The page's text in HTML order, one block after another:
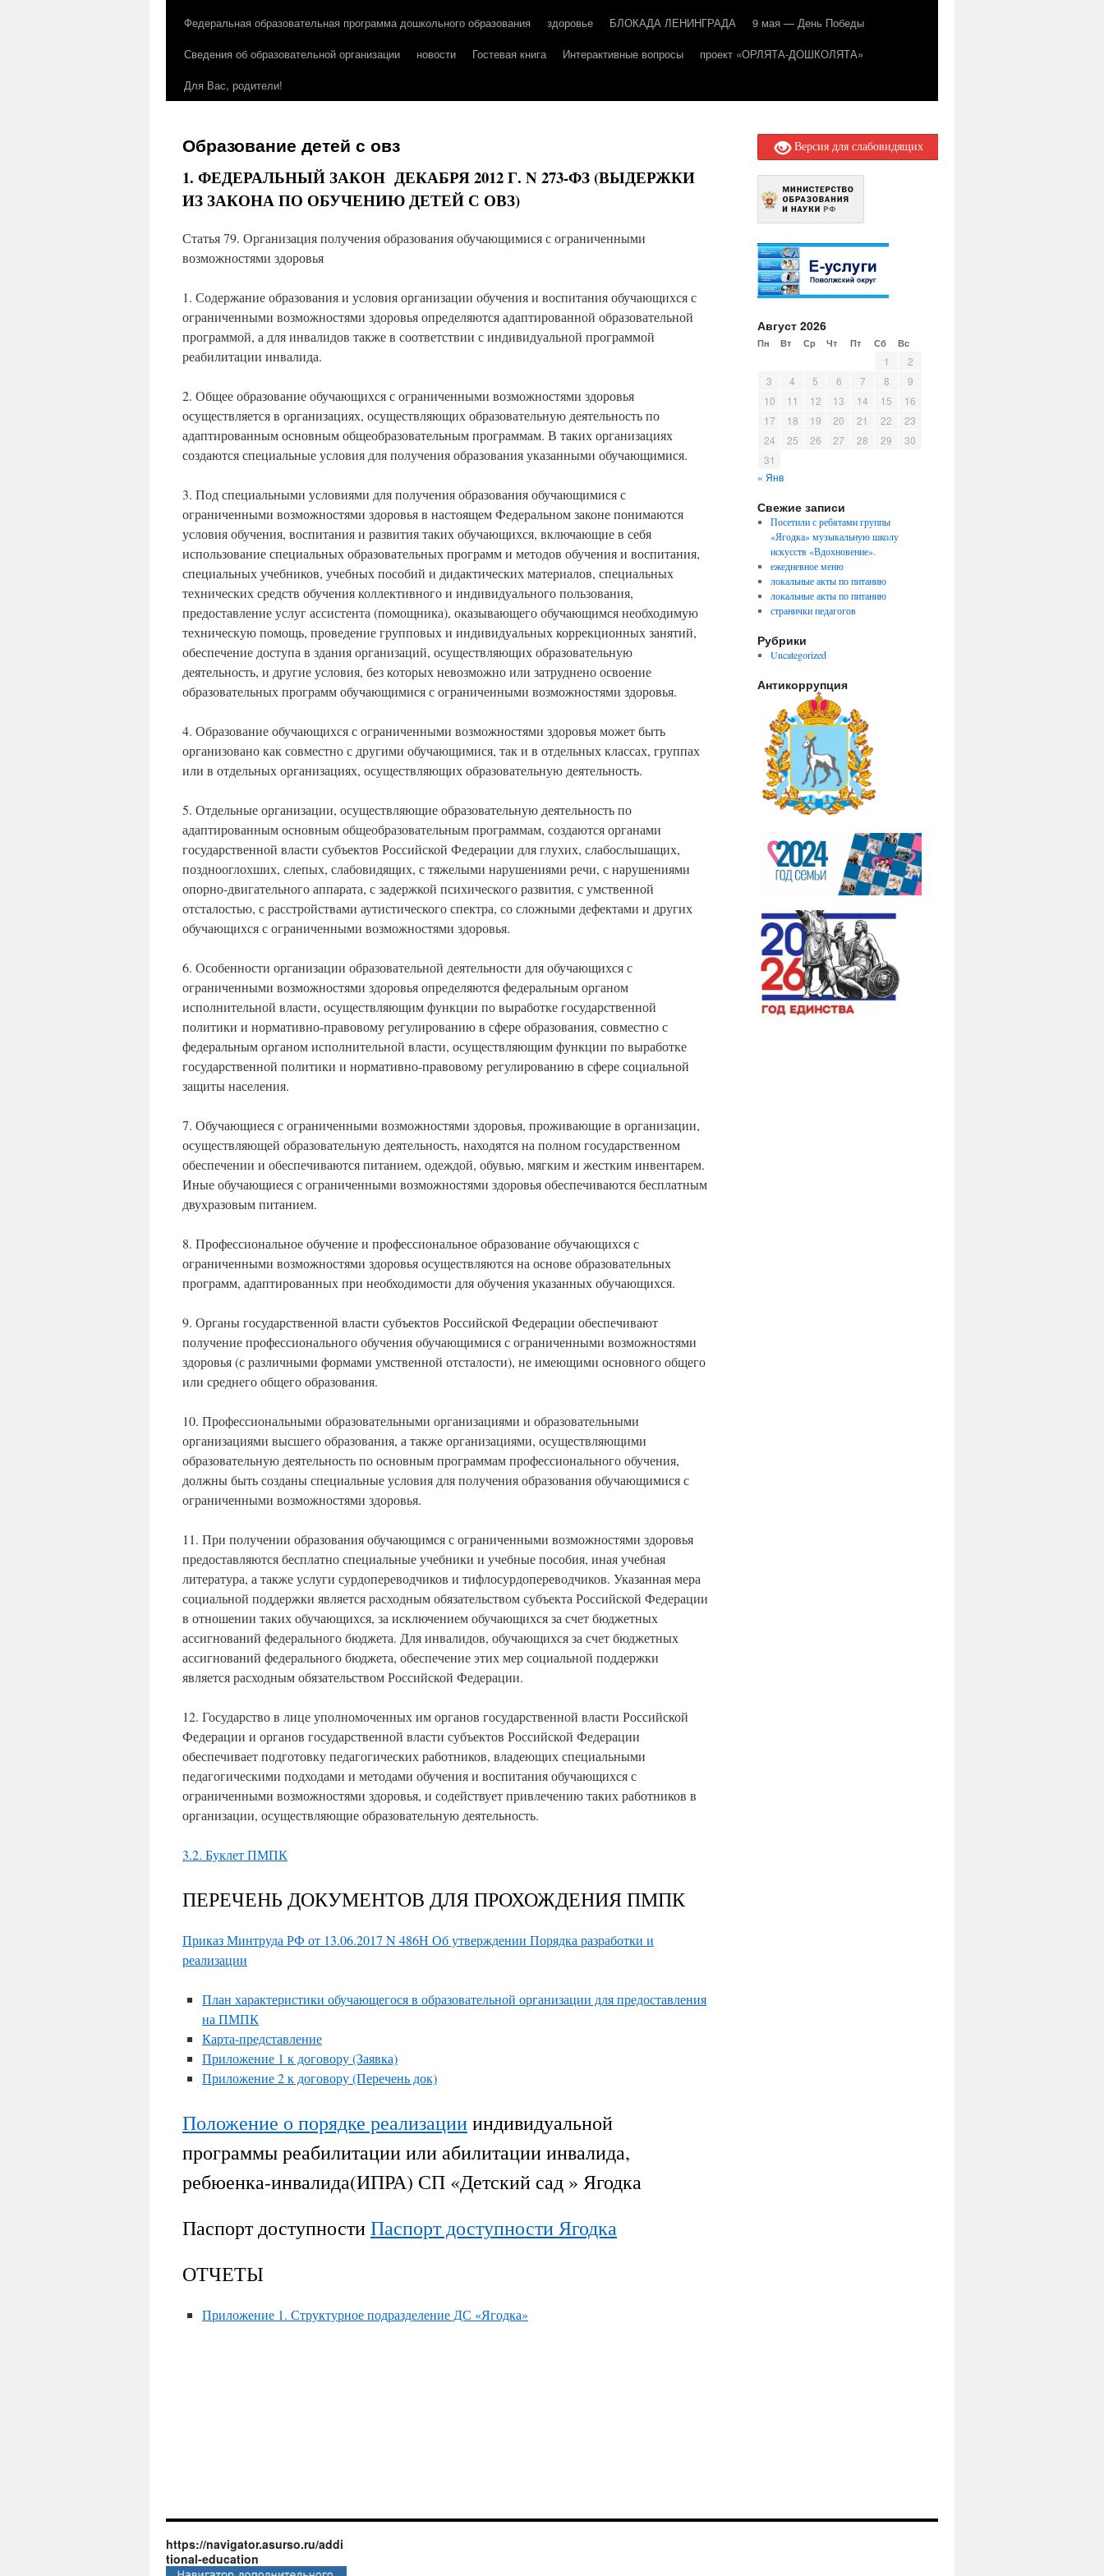
Федеральная образовательная программа дошкольного образования
здоровье БЛОКАДА ЛЕНИНГРАДА
9 мая — День Победы
Сведения об образовательной организации
новости Гостевая книга Интерактивные вопросы
проект «ОРЛЯТА-ДОШКОЛЯТА»
Для Вас, родители!
Образование детей с овз
1. ФЕДЕРАЛЬНЫЙ ЗАКОН ДЕКАБРЯ 2012 Г. N 273-ФЗ (ВЫДЕРЖКИ
ИЗ ЗАКОНА ПО ОБУЧЕНИЮ ДЕТЕЙ С ОВЗ)
Статья 79. Организация получения образования обучающимися с ограниченными
возможностями здоровья
1. Содержание образования и условия организации обучения и воспитания обучающихся с
ограниченными возможностями здоровья определяются адаптированной образовательной
программой, а для инвалидов также в соответствии с индивидуальной программой
реабилитации инвалида.
2. Общее образование обучающихся с ограниченными возможностями здоровья
осуществляется в организациях, осуществляющих образовательную деятельность по
адаптированным основным общеобразовательным программам. В таких организациях
создаются специальные условия для получения образования указанными обучающимися.
3. Под специальными условиями для получения образования обучающимися с
ограниченными возможностями здоровья в настоящем Федеральном законе понимаются
условия обучения, воспитания и развития таких обучающихся, включающие в себя
использование специальных образовательных программ и методов обучения и воспитания,
специальных учебников, учебных пособий и дидактических материалов, специальных
технических средств обучения коллективного и индивидуального пользования,
предоставление услуг ассистента (помощника), оказывающего обучающимся необходимую
техническую помощь, проведение групповых и индивидуальных коррекционных занятий,
обеспечение доступа в здания организаций, осуществляющих образовательную
деятельность, и другие условия, без которых невозможно или затруднено освоение
образовательных программ обучающимися с ограниченными возможностями здоровья.
4. Образование обучающихся с ограниченными возможностями здоровья может быть
организовано как совместно с другими обучающимися, так и в отдельных классах, группах
или в отдельных организациях, осуществляющих образовательную деятельность.
5. Отдельные организации, осуществляющие образовательную деятельность по
адаптированным основным общеобразовательным программам, создаются органами
государственной власти субъектов Российской Федерации для глухих, слабослышащих,
позднооглохших, слепых, слабовидящих, с тяжелыми нарушениями речи, с нарушениями
опорно-двигательного аппарата, с задержкой психического развития, с умственной
отсталостью, с расстройствами аутистического спектра, со сложными дефектами и других
обучающихся с ограниченными возможностями здоровья.
6. Особенности организации образовательной деятельности для обучающихся с
ограниченными возможностями здоровья определяются федеральным органом
исполнительной власти, осуществляющим функции по выработке государственной
политики и нормативно-правовому регулированию в сфере образования, совместно с
федеральным органом исполнительной власти, осуществляющим функции по выработке
государственной политики и нормативно-правовому регулированию в сфере социальной
защиты населения.
7. Обучающиеся с ограниченными возможностями здоровья, проживающие в организации,
осуществляющей образовательную деятельность, находятся на полном государственном
обеспечении и обеспечиваются питанием, одеждой, обувью, мягким и жестким инвентарем.
Иные обучающиеся с ограниченными возможностями здоровья обеспечиваются бесплатным
двухразовым питанием.
8. Профессиональное обучение и профессиональное образование обучающихся с
ограниченными возможностями здоровья осуществляются на основе образовательных
программ, адаптированных при необходимости для обучения указанных обучающихся.
9. Органы государственной власти субъектов Российской Федерации обеспечивают
получение профессионального обучения обучающимися с ограниченными возможностями
здоровья (с различными формами умственной отсталости), не имеющими основного общего
или среднего общего образования.
10. Профессиональными образовательными организациями и образовательными
организациями высшего образования, а также организациями, осуществляющими
образовательную деятельность по основным программам профессионального обучения,
должны быть созданы специальные условия для получения образования обучающимися с
ограниченными возможностями здоровья.
11. При получении образования обучающимся с ограниченными возможностями здоровья
предоставляются бесплатно специальные учебники и учебные пособия, иная учебная
литература, а также услуги сурдопереводчиков и тифлосурдопереводчиков. Указанная мера
социальной поддержки является расходным обязательством субъекта Российской Федерации
в отношении таких обучающихся, за исключением обучающихся за счет бюджетных
ассигнований федерального бюджета. Для инвалидов, обучающихся за счет бюджетных
ассигнований федерального бюджета, обеспечение этих мер социальной поддержки
является расходным обязательством Российской Федерации.
12. Государство в лице уполномоченных им органов государственной власти Российской
Федерации и органов государственной власти субъектов Российской Федерации
обеспечивает подготовку педагогических работников, владеющих специальными
педагогическими подходами и методами обучения и воспитания обучающихся с
ограниченными возможностями здоровья, и содействует привлечению таких работников в
организации, осуществляющие образовательную деятельность.
3.2. Буклет ПМПК
ПЕРЕЧЕНЬ ДОКУМЕНТОВ ДЛЯ ПРОХОЖДЕНИЯ ПМПК
Приказ Минтруда РФ от 13.06.2017 N 486Н Об утверждении Порядка разработки и
реализации
План характеристики обучающегося в образовательной организации для предоставления
на ПМПК
Карта-представление
Приложение 1 к договору (Заявка)
Приложение 2 к договору (Перечень док)
Положение о порядке реализациииндивидуальной
программы реабилитации или абилитации инвалида,
ребюенка-инвалида(ИПРА) СП «Детский сад » Ягодка
Паспорт доступностиПаспорт доступности Ягодка
ОТЧЕТЫ
Приложение 1. Структурное подразделение ДС «Ягодка»
Версия для слабовидящих
Август 2026
Пн Вт Ср Чт Пт Сб Вс
1
2
3
4 5 6 7 8
9
10
11 12 13 14 15
16
17
18 19 20 21 22
23
24
25 26 27 28 29
30
31
« Янв
Свежие записи
Посетили с ребятами группы
«Ягодка» музыкальную школу
искусств «Вдохновение».
ежедневное меню
локальные акты по питанию
локальные акты по питанию
странички педагогов
Рубрики
Uncategorized
Антикоррупция
https://navigator.asurso.ru/addi
tional-education